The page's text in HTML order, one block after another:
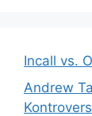
Incall vs.
Andrew